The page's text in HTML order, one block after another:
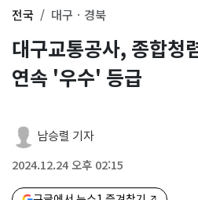
전국 대구ㆍ경북
대구교통공사, 종합청
연속 '우수' 등급
남승렬 기자
2024.12.24 오후 02:15